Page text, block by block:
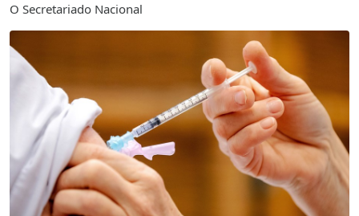
O Secretariado Nacional